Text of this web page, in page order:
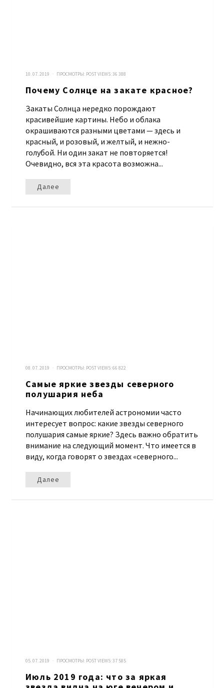
10. 07. 2019 · ПРОСМОТРЫ: POST VIEWS:36 388
Почему Солнце на закате красное?
Закаты Солнца нередко порождают
красивейшие картины. Небо и облака
окрашиваются разными цветами — здесь и
красный, и розовый, и желтый, и нежно-
голубой. Ни один закат не повторяется!
Очевидно, вся эта красота возможна...
Далее
08. 07. 2019 · ПРОСМОТРЫ: POST VIEWS:66 822
Самые яркие звезды северного
полушария неба
Начинающих любителей астрономии часто
интересует вопрос: какие звезды северного
полушария самые яркие? Здесь важно обратить
внимание на следующий момент. Что имеется в
виду, когда говорят о звездах «северного...
Далее
05. 07. 2019 · ПРОСМОТРЫ: POST VIEWS:37 585
Июль 2019 года: что за яркая